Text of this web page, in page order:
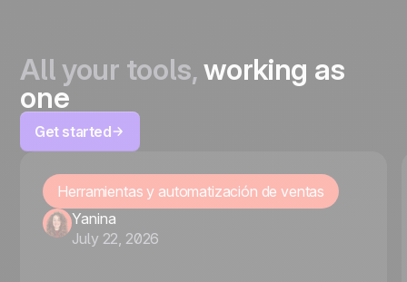
All your tools,working as
one
Get started
Herramientas y automatización de ventas
Yanina
July 22, 2026